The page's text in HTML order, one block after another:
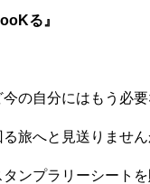
る』
の自分にはもう必
旅へと見送りませ
ンプラリーシート